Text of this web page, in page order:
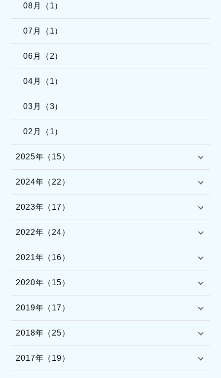
08月（1）
07月（1）
06月（2）
04月（1）
03月（3）
02月（1）
2025年（15）
2024年（22）
2023年（17）
2022年（24）
2021年（16）
2020年（15）
2019年（17）
2018年（25）
2017年（19）